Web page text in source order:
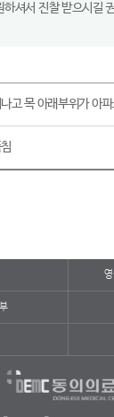
하셔서 진찰 받으시길